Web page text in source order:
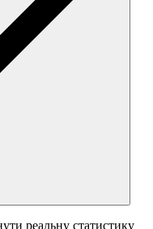
реальну статистику